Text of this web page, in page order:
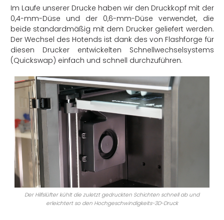
Im Laufe unserer Drucke haben wir den Druckkopf mit der
0,4-mm-Düse und der 0,6-mm-Düse verwendet, die
beide standardmäßig mit dem Drucker geliefert werden.
Der Wechsel des Hotends ist dank des von Flashforge für
diesen Drucker entwickelten Schnellwechselsystems
(Quickswap) einfach und schnell durchzuführen.
Der Hilfslüfter kühlt die zuletzt gedruckten Schichten schnell ab und
erleichtert so den Hochgeschwindigkeits-3D-Druck